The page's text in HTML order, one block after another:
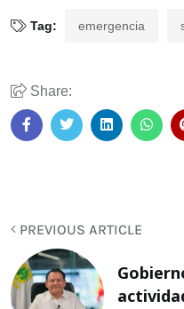
Tag: emergencia
Share:
PREVIOUS ARTICLE